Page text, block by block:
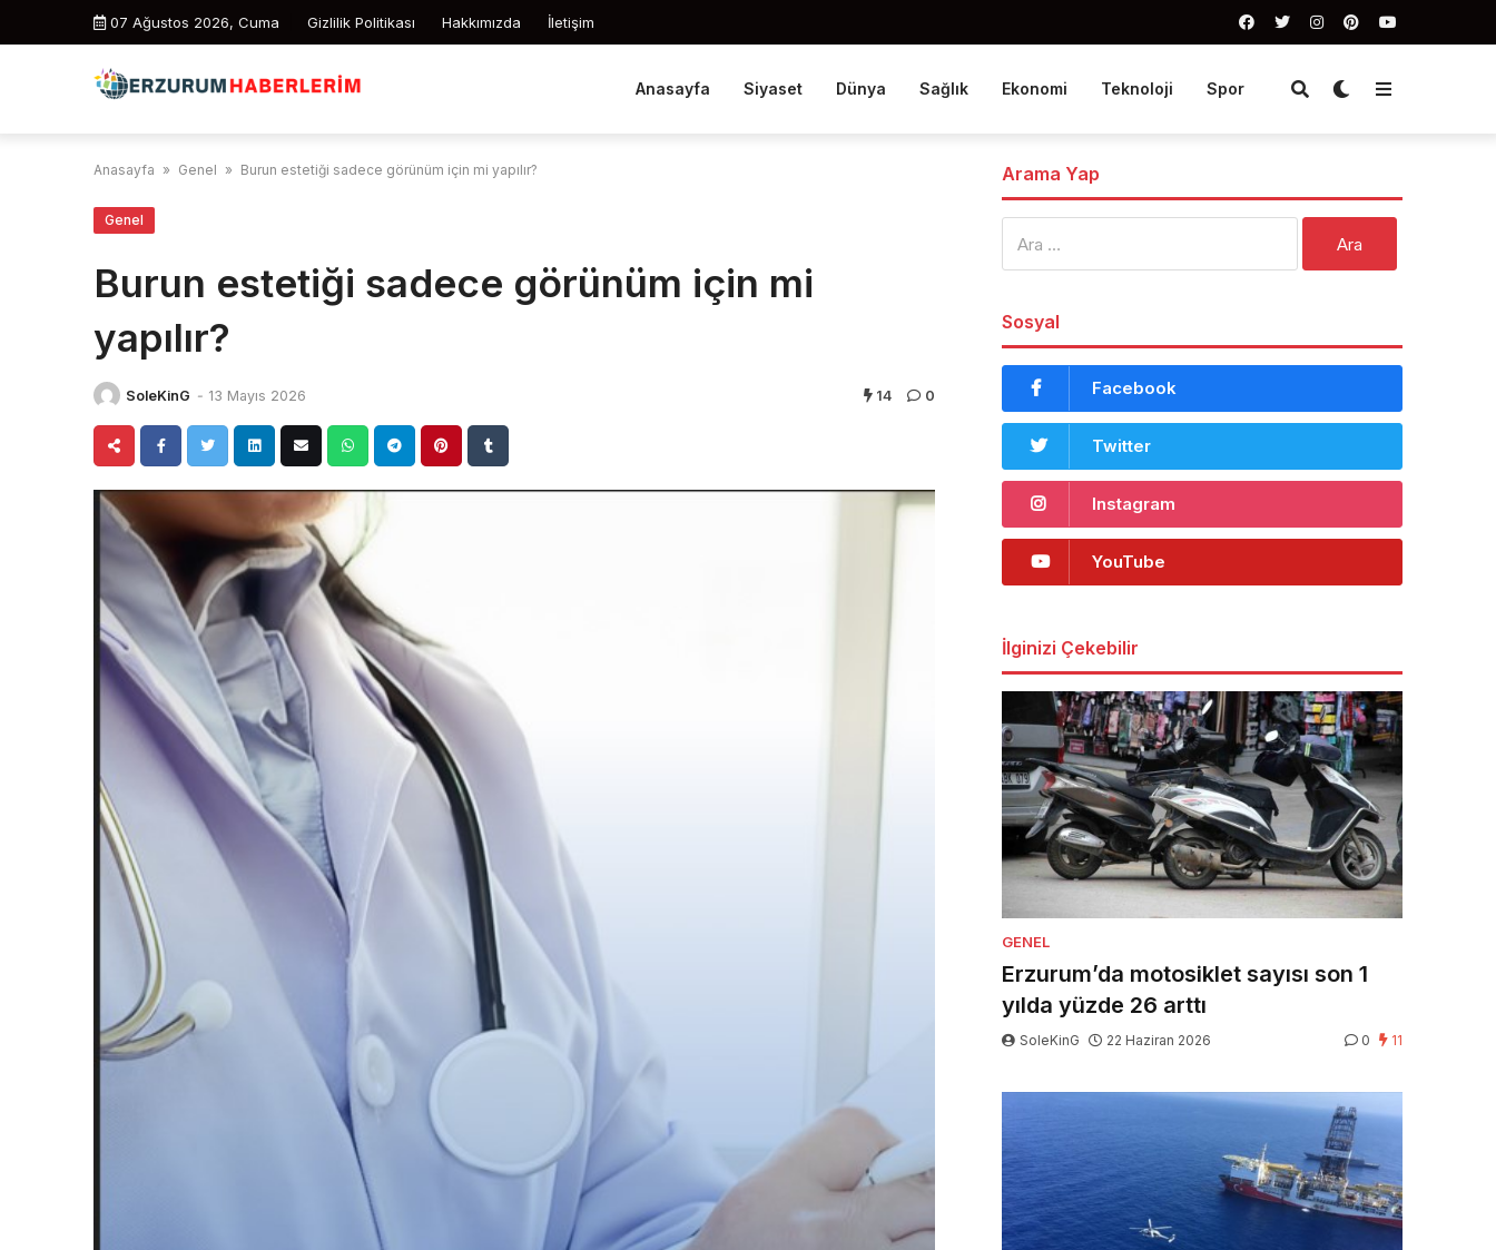
07 Ağustos 2026, Cuma Gizlilik Politikası Hakkımızda İletişim
Anasayfa Siyaset Dünya Sağlık Ekonomi Teknoloji Spor
Anasayfa » Genel » Burun estetiği sadece görünüm için mi yapılır?
Genel
Burun estetiği sadece görünüm için mi
yapılır?
SoleKinG - 13 Mayıs 2026 14 0
Arama Yap
Sosyal
Facebook
Twitter
Instagram
YouTube
İlginizi Çekebilir
GENEL
Erzurum’da motosiklet sayısı son 1
yılda yüzde 26 arttı
SoleKinG 22 Haziran 2026 0 11